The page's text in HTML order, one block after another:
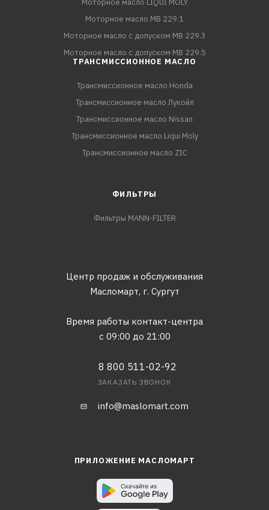
Моторное масло LIQUI MOLY
Моторное масло MB 229.1
Моторное масло с допуском MB 229.3
Моторное масло с допуском MB 229.5
ТРАНСМИССИОННОЕ МАСЛО
Трансмиссионное масло Honda
Трансмиссионное масло Лукойл
Трансмиссионное масло Nissan
Трансмиссионное масло Liqui Moly
Трансмиссионное масло ZIC
ФИЛЬТРЫ
Фильтры MANN-FILTER
Центр продаж и обслуживания
Масломарт, г. Сургут
Время работы контакт-центра
с 09:00 до 21:00
8 800 511-02-92
ЗАКАЗАТЬ ЗВОНОК
info@maslomart.com
ПРИЛОЖЕНИЕ МАСЛОМАРТ